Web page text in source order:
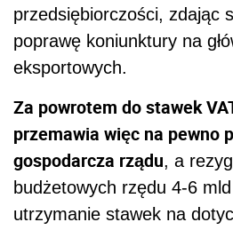
przedsiębiorczości, zdając
poprawę koniunktury na
eksportowych.
Za powrotem do stawek
przemawia więc na pewno
gospodarcza rządu, a
budżetowych rzędu 4-6
utrzymanie stawek na